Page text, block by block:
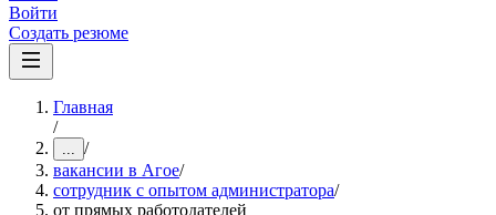
Войти
Создать резюме
Главная
/
... /
вакансии в Агое/
сотрудник с опытом администратора/
от прямых работодателей